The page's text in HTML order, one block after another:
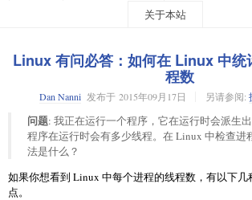
关于本站
Linux 有问必答：如何在 Linux 中统
程数
Dan Nanni 发布于 2015年09月17日 另请参阅:
问题: 我正在运行一个程序，它在运行时会派生
程序在运行时会有多少线程。在 Linux 中检查进
法是什么？
如果你想看到 Linux 中每个进程的线程数，有以下
点。